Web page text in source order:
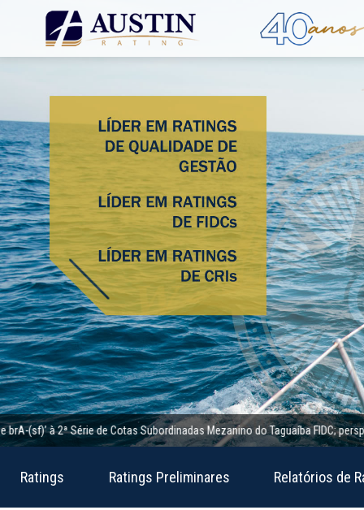
à 2ª Série de Cotas Subordinadas Mezanino do Taguaíba FIDC; perspectiva
Ratings Ratings Preliminares Relatórios de